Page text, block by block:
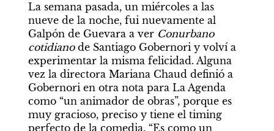
La semana pasada, un miércoles a las
nueve de la noche, fui nuevamente al
Galpón de Guevara a ver Conurbano
cotidiano de Santiago Gobernori y volví a
experimentar la misma felicidad. Alguna
vez la directora Mariana Chaud definió a
Gobernori en otra nota para La Agenda
como “un animador de obras”, porque es
muy gracioso, preciso y tiene el timing
perfecto de la comedia. “Es como un